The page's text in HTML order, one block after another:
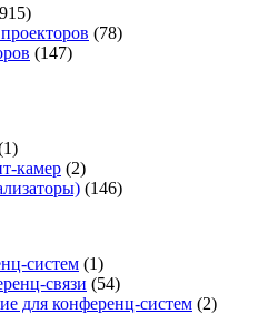
(78)
(147)
камер (2)
(146)
систем (1)
связи (54)
для конференц-систем (2)